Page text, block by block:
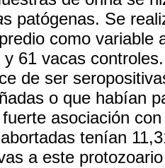
s patógenas. Se
como variable
y 61 vacas
de ser
o que habían
fuerte asociación
tenían
a este